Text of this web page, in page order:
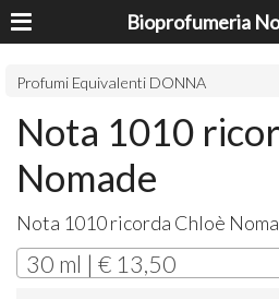
Profumi Equivalenti DONNA
Nota 1010
Nomade
Nota 1010 ricorda Chloè
30 ml | € 13,50